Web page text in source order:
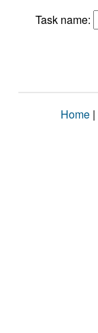
Task name:
Home |